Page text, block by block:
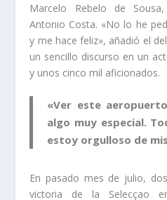
Marcelo Rebelo de
Antonio Costa. «No lo he
y me hace feliz», añadió el
un sencillo discurso en un
y unos cinco mil aficionados.
«Ver este
algo muy especial.
estoy orgulloso de
En pasado mes de julio,
victoria de la Selecçao